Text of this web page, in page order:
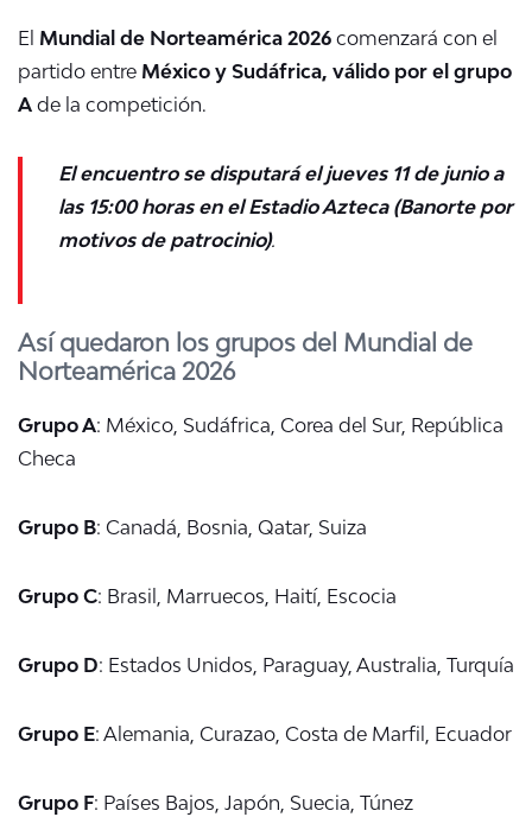
El Mundial de Norteamérica 2026 comenzará con el
partido entre México y Sudáfrica, válido por el grupo
A de la competición.
El encuentro se disputará el jueves 11 de junio a
las 15:00 horas en el Estadio Azteca (Banorte por
motivos de patrocinio).
Así quedaron los grupos del Mundial de
Norteamérica 2026
Grupo A: México, Sudáfrica, Corea del Sur, República
Checa
Grupo B: Canadá, Bosnia, Qatar, Suiza
Grupo C: Brasil, Marruecos, Haití, Escocia
Grupo D: Estados Unidos, Paraguay, Australia, Turquía
Grupo E: Alemania, Curazao, Costa de Marfil, Ecuador
Grupo F: Países Bajos, Japón, Suecia, Túnez